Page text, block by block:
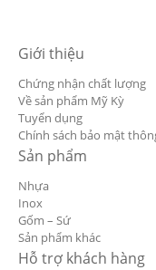
Giới thiệu
Chứng nhận chất lượng
Về sản phẩm Mỹ Kỳ
Tuyển dụng
Chính sách bảo mật
Sản phẩm
Nhựa
Inox
Gốm – Sứ
Sản phẩm khác
Hỗ trợ khách hàng